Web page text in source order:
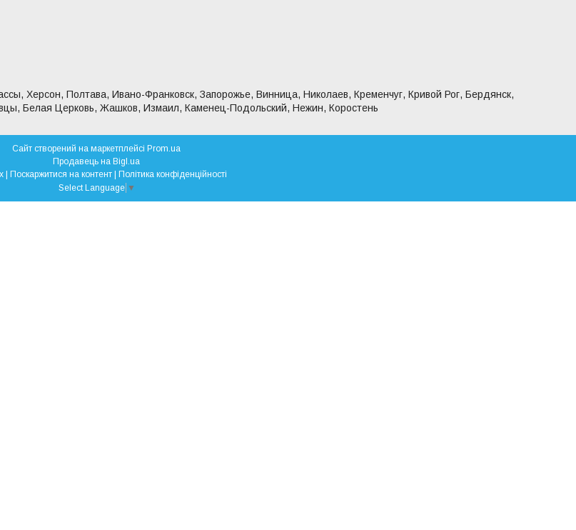
Херсон, Полтава, Ивано-Франковск, Запорожье, Винница, Николаев, Кременчуг, Кривой Рог, Бердянск,
Белая Церковь, Жашков, Измаил, Каменец-Подольский, Нежин, Коростень
Сайт створений на маркетплейсі Prom.ua
Продавець на Bigl.ua
Смак-Тех | Поскаржитися на контент | Політика конфіденційності
Select Language ▼